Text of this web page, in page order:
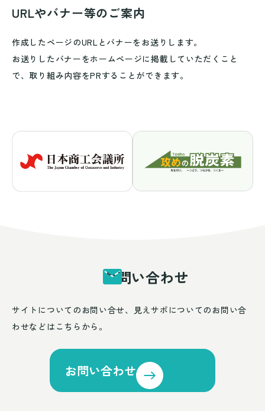
URLやバナー等のご案内
作成したページのURLとバナーをお送りします。
お送りしたバナーをホームページに掲載していただくこと
で、取り組み内容をPRすることができます。
お問い合わせ
サイトについてのお問い合せ、見えサポについてのお問い合
わせなどはこちらから。
お問い合わせ